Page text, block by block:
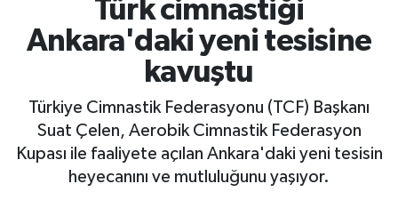
Türk cimnastiği
Ankara'daki yeni tesisine
kavuştu
Türkiye Cimnastik Federasyonu (TCF) Başkanı
Suat Çelen, Aerobik Cimnastik Federasyon
Kupası ile faaliyete açılan Ankara'daki yeni tesisin
heyecanını ve mutluluğunu yaşıyor.